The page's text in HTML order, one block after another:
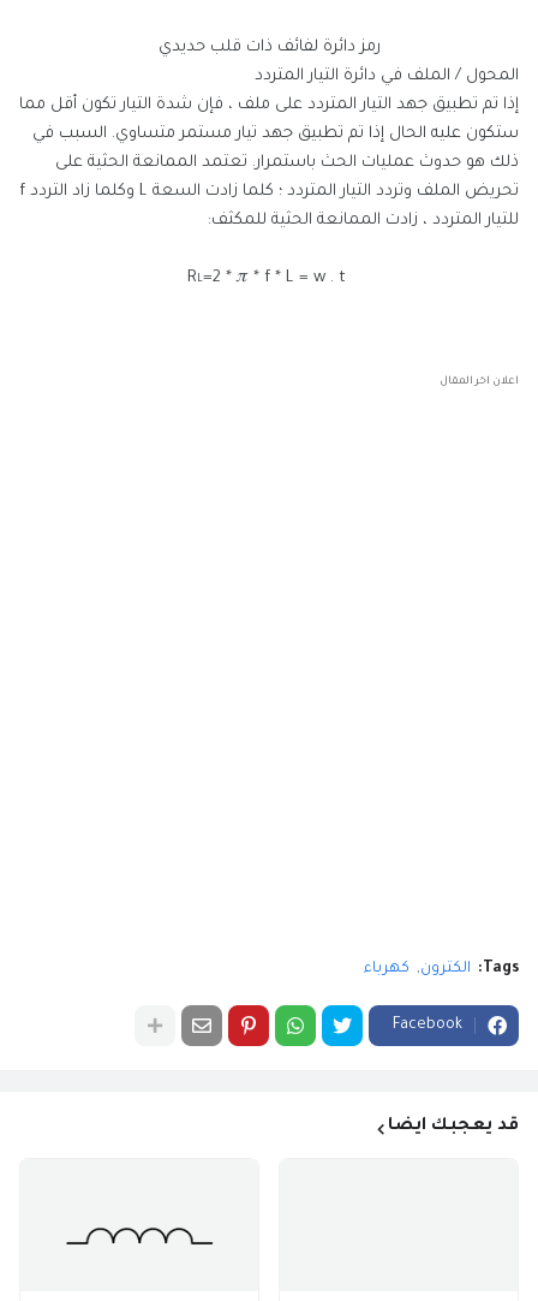
رمز دائرة لفائف ذات قلب حديدي
المحول / الملف في دائرة التيار المتردد
إذا تم تطبيق جهد التيار المتردد على ملف ، فإن شدة التيار تكون أقل مما
ستكون عليه الحال إذا تم تطبيق جهد تيار مستمر متساوي. السبب في
ذلك هو حدوث عمليات الحث باستمرار. تعتمد الممانعة الحثية على
تحريض الملف وتردد التيار المتردد ؛ كلما زادت السعة L وكلما زاد التردد f
للتيار المتردد ، زادت الممانعة الحثية للمكثف:
R L=2 *𝜋 * f * L = w . t
اعلان اخر المقال
Tags: الكترون كهرباء
Facebook
قد يعجبك ايضا